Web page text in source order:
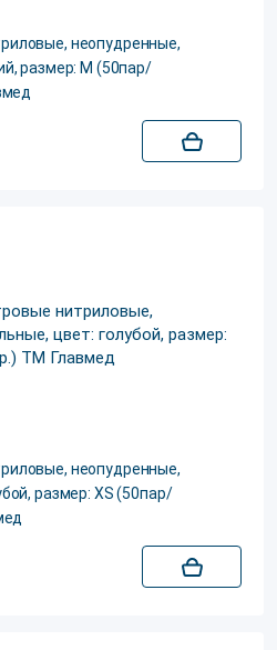
неопудренные,
размер: M (50пар/
неопудренные,
размер: XS (50пар/